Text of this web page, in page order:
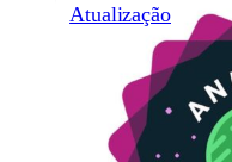
Atualização